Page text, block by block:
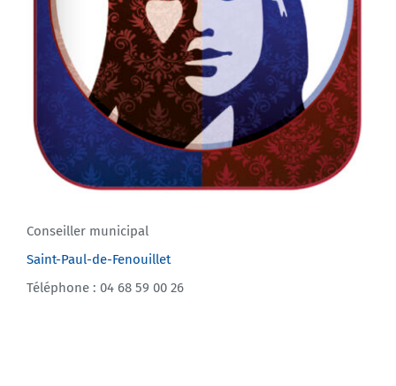
Conseiller municipal
Saint-Paul-de-Fenouillet
Téléphone : 04 68 59 00 26